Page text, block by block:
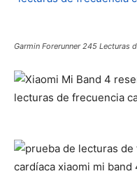
Garmin Forerunner 245 Lecturas